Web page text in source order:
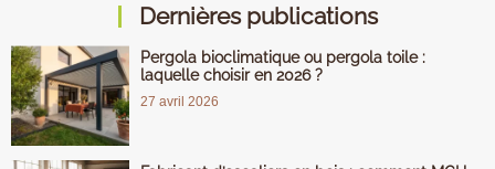
Dernières publications
Pergola bioclimatique ou pergola toile :
laquelle choisir en 2026 ?
27 avril 2026